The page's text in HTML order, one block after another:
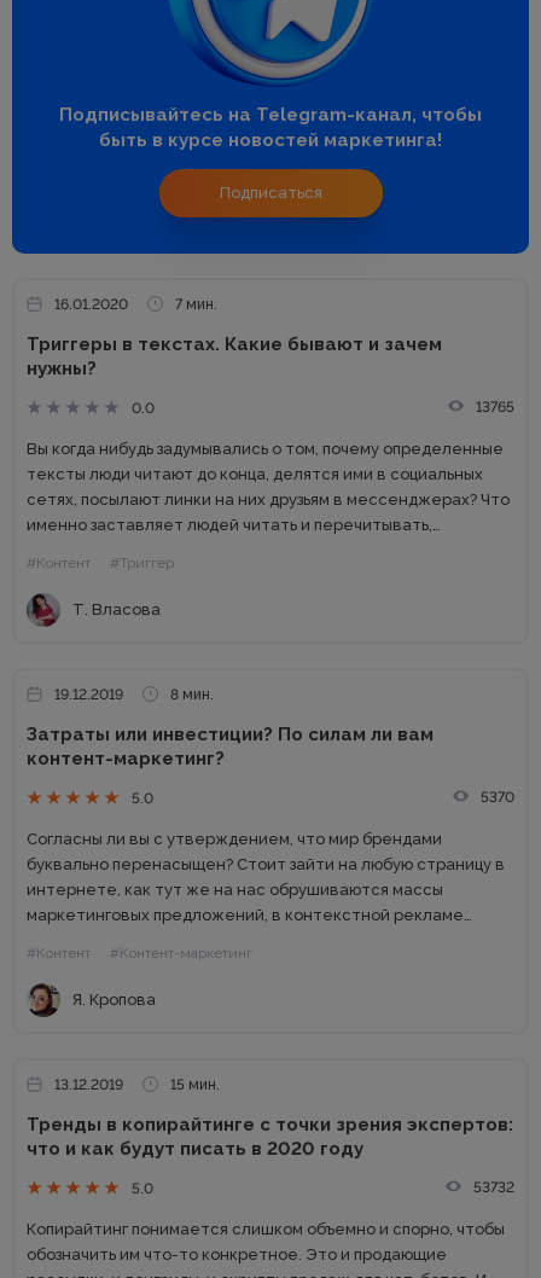
Подписывайтесь на Telegram-канал, чтобы
быть в курсе новостей маркетинга!
Подписаться
16.01.2020 7 мин.
Триггеры в текстах. Какие бывают и зачем
нужны?
0.0 13765
Вы когда нибудь задумывались о том, почему определенные
тексты люди читают до конца, делятся ими в социальных
сетях, посылают линки на них друзьям в мессенджерах? Что
именно заставляет людей читать и перечитывать,
#Контент #Триггер
Т. Власова
19.12.2019 8 мин.
Затраты или инвестиции? По силам ли вам
контент-маркетинг?
5.0 5370
Согласны ли вы с утверждением, что мир брендами
буквально перенасыщен? Стоит зайти на любую страницу в
интернете, как тут же на нас обрушиваются массы
маркетинговых предложений, в контекстной рекламе
#Контент #Контент-маркетинг
Я. Кропова
13.12.2019 15 мин.
Тренды в копирайтинге с точки зрения экспертов:
что и как будут писать в 2020 году
5.0 53732
Копирайтинг понимается слишком объемно и спорно, чтобы
обозначить им что-то конкретное. Это и продающие